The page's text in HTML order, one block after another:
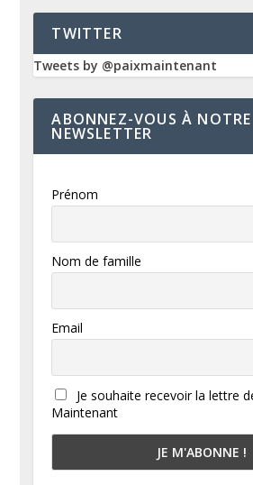
TWITTER
Tweets by @paixmaintenant
ABONNEZ-VOUS À NOTRE
NEWSLETTER
Prénom
Nom de famille
Email
Je souhaite recevoir la lettre
Maintenant